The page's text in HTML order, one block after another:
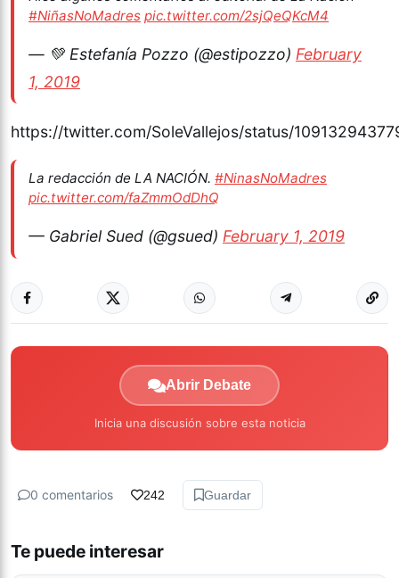
#NiñasNoMadres pic.twitter.com/2sjQeQKcM4
— 💚 Estefanía Pozzo (@estipozzo) February
1, 2019
https://twitter.com/SoleVallejos/status/
La redacción de LA NACIÓN. #NinasNoMadres
pic.twitter.com/faZmmOdDhQ
— Gabriel Sued (@gsued) February 1, 2019
Abrir Debate
Inicia una discusión sobre esta noticia
0 comentarios 242 Guardar
Te puede interesar